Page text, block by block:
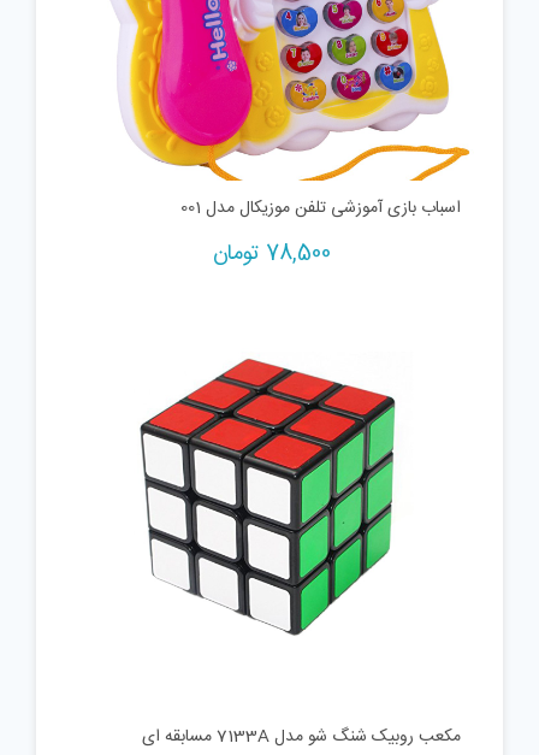
اسباب بازی آموزشی تلفن موزیکال مدل 001
78,500 تومان
مکعب روبیک شنگ شو مدل 7133A مسابقه ای